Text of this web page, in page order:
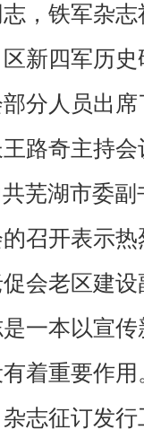
，铁军杂
新四军历
分人员出
路奇主持会
芜湖市委副
召开表示
会老区建
一本以宣传
着重要作
志征订发